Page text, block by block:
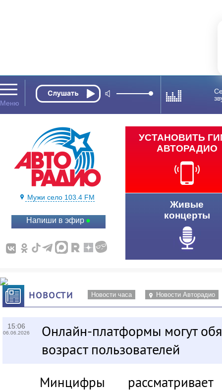
Мужи село 103.4 FM
Напиши в эфир
УСТАНОВИТЬ
АВТОРАДИО
Живые
концерты
НОВОСТИ Новости часа Новости Авторадио
15:06
06.06.2026
Онлайн-платформы могут
возраст пользователей
Минцифры